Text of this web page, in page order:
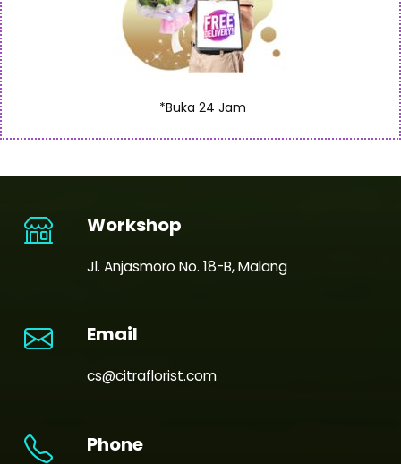
*Buka 24 Jam
Workshop
Jl. Anjasmoro No. 18-B, Malang
Email
cs@citraflorist.com
Phone